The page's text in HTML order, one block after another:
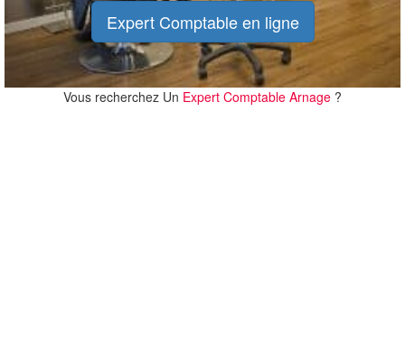
Expert Comptable en ligne
Vous recherchez Un Expert Comptable Arnage ?